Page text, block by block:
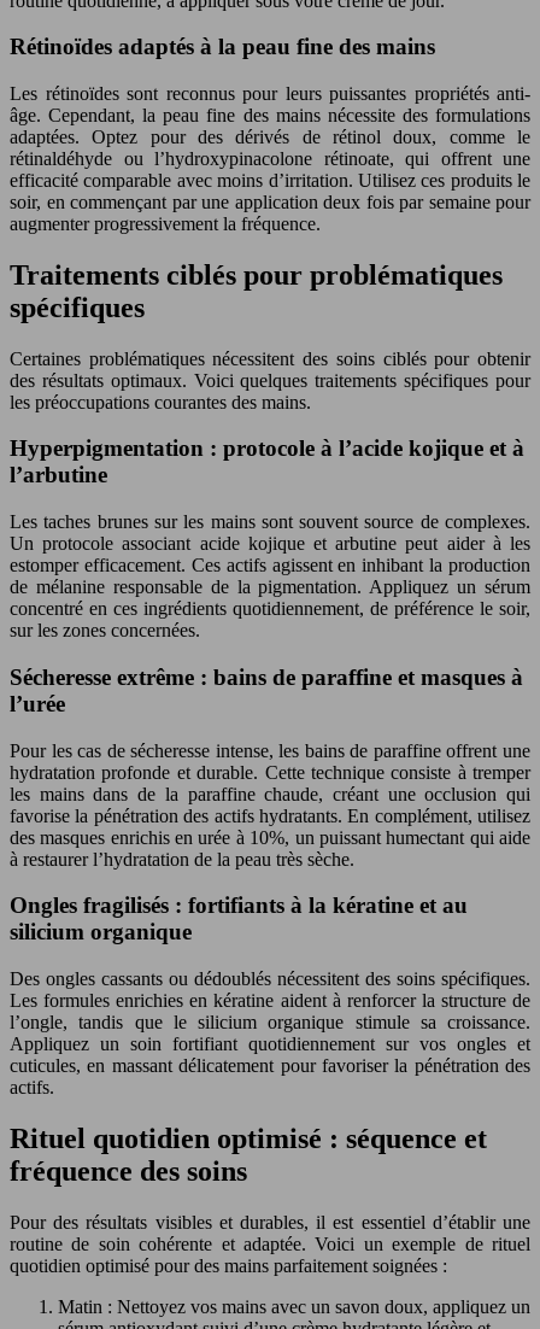
Rétinoïdes adaptés à la peau fine des mains
Les rétinoïdes sont reconnus pour leurs puissantes propriétés anti-
âge. Cependant, la peau fine des mains nécessite des formulations
adaptées. Optez pour des dérivés de rétinol doux, comme le
rétinaldéhyde ou l’hydroxypinacolone rétinoate, qui offrent une
efficacité comparable avec moins d’irritation. Utilisez ces produits le
soir, en commençant par une application deux fois par semaine pour
augmenter progressivement la fréquence.
Traitements ciblés pour problématiques
spécifiques
Certaines problématiques nécessitent des soins ciblés pour obtenir
des résultats optimaux. Voici quelques traitements spécifiques pour
les préoccupations courantes des mains.
Hyperpigmentation : protocole à l’acide kojique et à
l’arbutine
Les taches brunes sur les mains sont souvent source de complexes.
Un protocole associant acide kojique et arbutine peut aider à les
estomper efficacement. Ces actifs agissent en inhibant la production
de mélanine responsable de la pigmentation. Appliquez un sérum
concentré en ces ingrédients quotidiennement, de préférence le soir,
sur les zones concernées.
Sécheresse extrême : bains de paraffine et masques à
l’urée
Pour les cas de sécheresse intense, les bains de paraffine offrent une
hydratation profonde et durable. Cette technique consiste à tremper
les mains dans de la paraffine chaude, créant une occlusion qui
favorise la pénétration des actifs hydratants. En complément, utilisez
des masques enrichis en urée à 10%, un puissant humectant qui aide
à restaurer l’hydratation de la peau très sèche.
Ongles fragilisés : fortifiants à la kératine et au
silicium organique
Des ongles cassants ou dédoublés nécessitent des soins spécifiques.
Les formules enrichies en kératine aident à renforcer la structure de
l’ongle, tandis que le silicium organique stimule sa croissance.
Appliquez un soin fortifiant quotidiennement sur vos ongles et
cuticules, en massant délicatement pour favoriser la pénétration des
actifs.
Rituel quotidien optimisé : séquence et
fréquence des soins
Pour des résultats visibles et durables, il est essentiel d’établir une
routine de soin cohérente et adaptée. Voici un exemple de rituel
quotidien optimisé pour des mains parfaitement soignées :
Matin : Nettoyez vos mains avec un savon doux, appliquez un